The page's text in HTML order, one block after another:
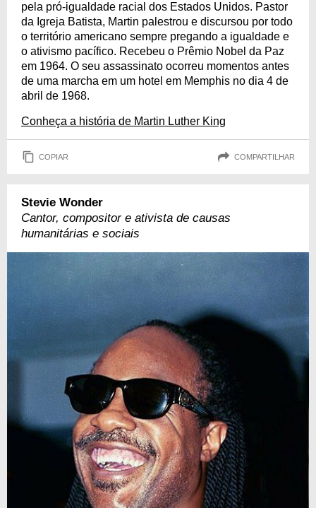
pela pró-igualdade racial dos Estados Unidos. Pastor
da Igreja Batista, Martin palestrou e discursou por todo
o território americano sempre pregando a igualdade e
o ativismo pacífico. Recebeu o Prêmio Nobel da Paz
em 1964. O seu assassinato ocorreu momentos antes
de uma marcha em um hotel em Memphis no dia 4 de
abril de 1968.
Conheça a história de Martin Luther King
COPIAR COMPARTILHAR
Stevie Wonder
Cantor, compositor e ativista de causas
humanitárias e sociais